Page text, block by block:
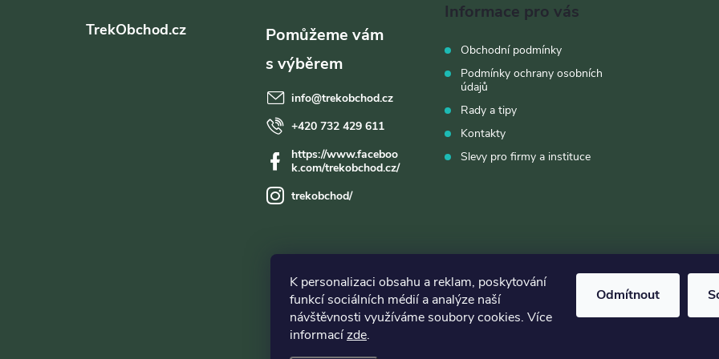
K personalizaci obsahu a reklam, poskytování
funkcí sociálních médií a analýze naší
návštěvnosti využíváme soubory cookies. Více
informacízde.
Odmítnout
a
í
p
r
v
y
v
ý
TrekObchod.cz
info@trekobchod.cz
+420 732 429 611
https://www.faceboo
k.com/trekobchod.cz/
trekobchod/
Informace pro vás
Obchodní podmínky
Podmínky ochrany osobních
údajů
Rady a tipy
Kontakty
Slevy pro firmy a instituce